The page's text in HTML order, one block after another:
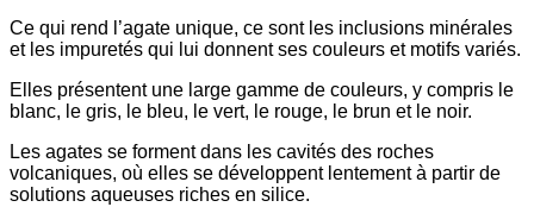
Ce qui rend l’agate unique, ce sont les inclusions minérales
et les impuretés qui lui donnent ses couleurs et motifs variés.
Elles présentent une large gamme de couleurs, y compris le
blanc, le gris, le bleu, le vert, le rouge, le brun et le noir.
Les agates se forment dans les cavités des roches
volcaniques, où elles se développent lentement à partir de
solutions aqueuses riches en silice.